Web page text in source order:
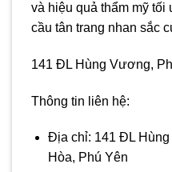
và hiệu quả thẩm mỹ
cầu tân trang nhan sắc
141 ĐL Hùng Vương,
Thông tin liên hệ:
Địa chỉ: 141 ĐL
Hòa, Phú Yên